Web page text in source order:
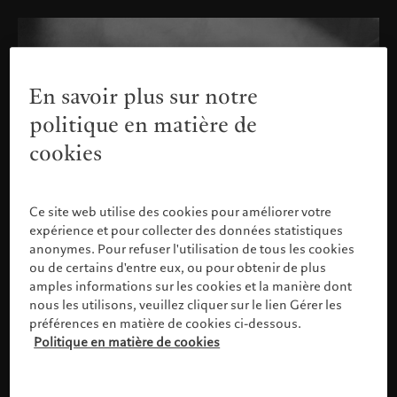
Veuillez confirmer votre profil
En savoir plus sur notre
politique en matière de
cookies
Ce site web utilise des cookies pour améliorer votre
expérience et pour collecter des données statistiques
anonymes. Pour refuser l'utilisation de tous les cookies
ou de certains d'entre eux, ou pour obtenir de plus
amples informations sur les cookies et la manière dont
nous les utilisons, veuillez cliquer sur le lien Gérer les
préférences en matière de cookies ci-dessous.
Politique en matière de cookies